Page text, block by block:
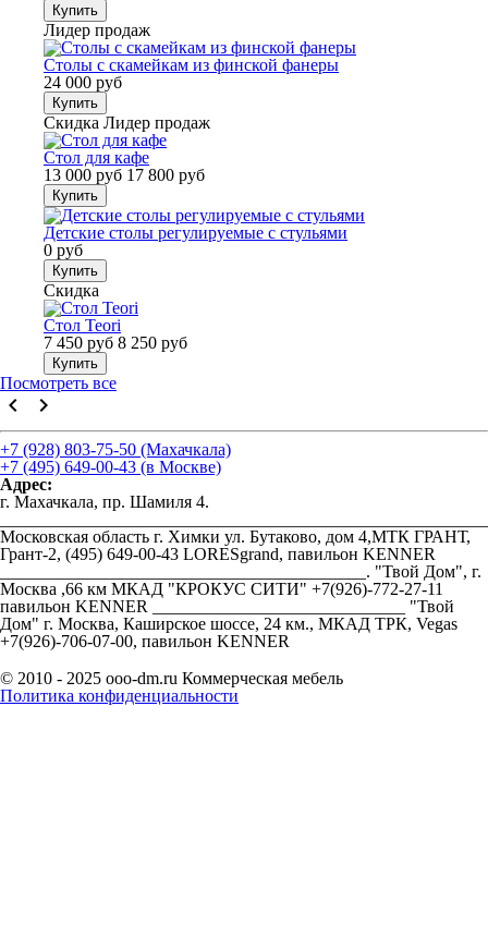
Купить
Лидер продаж
Столы с скамейкам из финской фанеры
24 000 руб
Купить
Скидка Лидер продаж
Стол для кафе
13 000 руб 17 800 руб
Купить
Детские столы регулируемые с стульями
0 руб
Купить
Скидка
Стол Teori
7 450 руб 8 250 руб
Купить
Посмотреть все
keyboard_arrow_left keyboard_arrow_right
+7 (928) 803-75-50 (Махачкала)
+7 (495) 649-00-43 (в Москве)
Адрес:
г. Махачкала, пр. Шамиля 4.
Московская область г. Химки ул. Бутаково, дом 4,МТК ГРАНТ,
Грант-2, (495) 649-00-43 LORESgrand, павильон KENNER
__________________________________________. "Твой Дом", г.
Москва ,66 км МКАД "КРОКУС СИТИ" +7(926)-772-27-11
павильон KENNER _____________________________ "Твой
Дом" г. Москва, Каширское шоссе, 24 км., МКАД ТРК, Vegas
+7(926)-706-07-00, павильон KENNER
© 2010 - 2025 ooo-dm.ru Коммерческая мебель
Политика конфиденциальности